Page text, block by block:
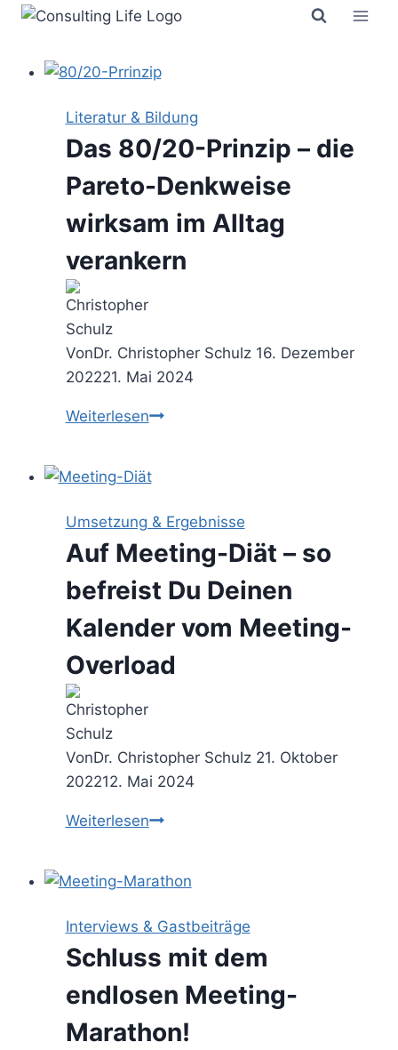
Zum
springen
Literatur & Bildung
Das 80/20-Prinzip – die
Pareto-Denkweise
wirksam im Alltag
verankern
VonDr. Christopher Schulz 16. Dezember
202221. Mai 2024
WeiterlesenDas
–
die
Pareto-
Denkweise
wirksam
Alltag
verankern
Umsetzung & Ergebnisse
Auf Meeting-Diät – so
befreist Du Deinen
Kalender vom Meeting-
Overload
VonDr. Christopher Schulz 21. Oktober
202212. Mai 2024
WeiterlesenAuf
–
so
Du
Deinen
vom
Interviews & Gastbeiträge
Schluss mit dem
endlosen Meeting-
Marathon!